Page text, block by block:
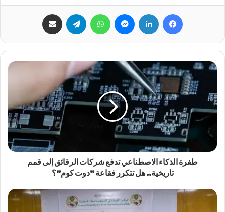
فيسبوك لينكدإن ماسنجر واتساب تيلقرام
طفرة الذكاء الاصطناعي تدفع شركات الرقائق إلى قمم
تاريخية.. هل تتكرر فقاعة "دوت كوم"؟